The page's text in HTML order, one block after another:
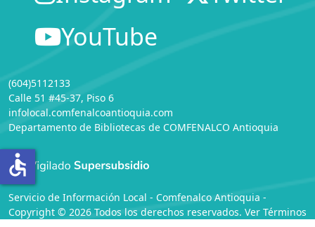
YouTube
(604)5112133
Calle 51 #45-37, Piso 6
infolocal.comfenalcoantioquia.com
Departamento de Bibliotecas de COMFENALCO Antioquia
Servicio de Información Local - Comfenalco Antioquia -
Copyright © 2026 Todos los derechos reservados. Ver Términos
accessible